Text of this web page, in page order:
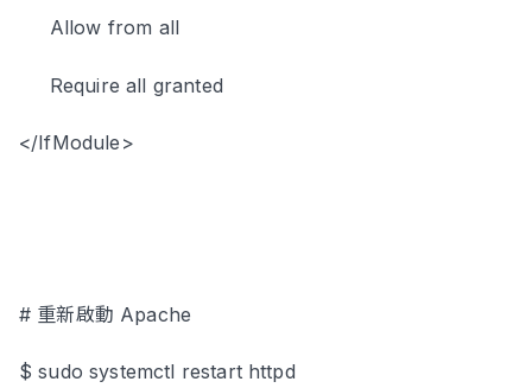
Allow from all
Require all granted
</IfModule>
# 重新啟動 Apache
$ sudo systemctl restart httpd